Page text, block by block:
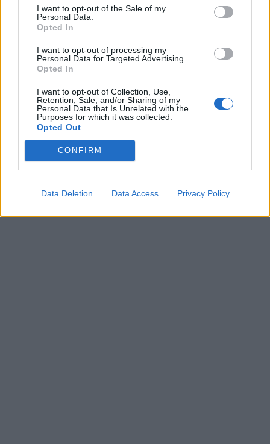
I want to opt-out of the Sale of my
Personal Data.
Opted In
I want to opt-out of processing my
Personal Data for Targeted Advertising.
Opted In
I want to opt-out of Collection, Use,
Retention, Sale, and/or Sharing of my
Personal Data that Is Unrelated with the
Purposes for which it was collected.
Opted Out
CONFIRM
Data Deletion Data Access Privacy Policy
Οι ζημιές είναι πολύ μεγάλες καθώς εκτός από
αυτές στο ΙΧ, έσπασε η τζαμαρία του
ζημιές και το κατάστημα. Ερευνες διενεργεί η
Τροχαία Πατρών.